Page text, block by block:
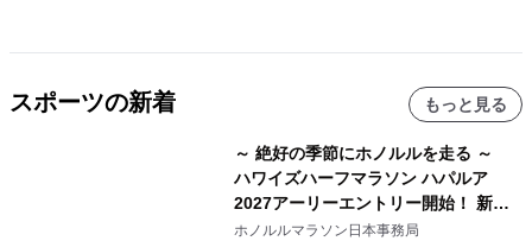
スポーツの新着 もっと見る
～ 絶好の季節にホノルルを走る ～
ハワイズハーフマラソン ハパルア
2027アーリーエントリー開始！ 新カ
テゴリー「ハパルアIKI(イキ)」(約
ホノルルマラソン日本事務局